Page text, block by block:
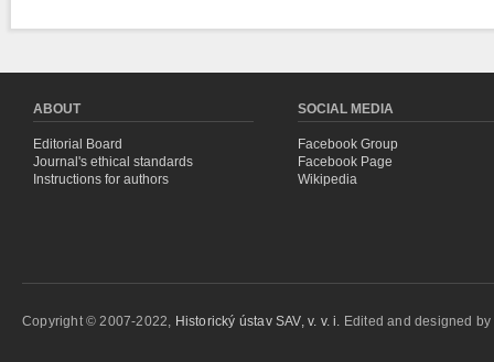
ABOUT
Editorial Board
Journal's ethical standards
Instructions for authors
SOCIAL MEDIA
Facebook Group
Facebook Page
Wikipedia
Copyright © 2007-2022, Historický ústav SAV, v. v. i. Edited and designed by